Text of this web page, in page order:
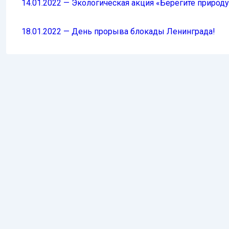
14.01.2022 — Экологическая акция «Берегите
18.01.2022 — День прорыва блокады Ленинграда!